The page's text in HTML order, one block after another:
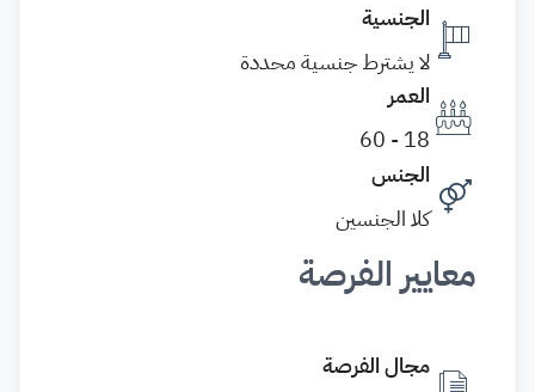
الجنسية
لا يشترط جنسية محددة
العمر
18 - 60
الجنس
كلا الجنسين
معايير الفرصة
مجال الفرصة